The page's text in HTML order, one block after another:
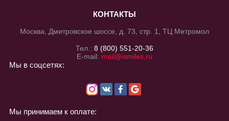
КОНТАКТЫ
Москва, Дмитровское шоссе, д. 73, стр. 1, ТЦ Метромол
Тел.: 8 (800) 551-20-36
E-mail: mail@ismiles.ru
Мы в соцсетях:
Мы принимаем к оплате: